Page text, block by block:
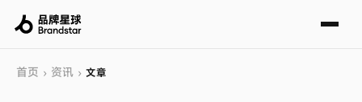
首页 › 资讯 › 文章